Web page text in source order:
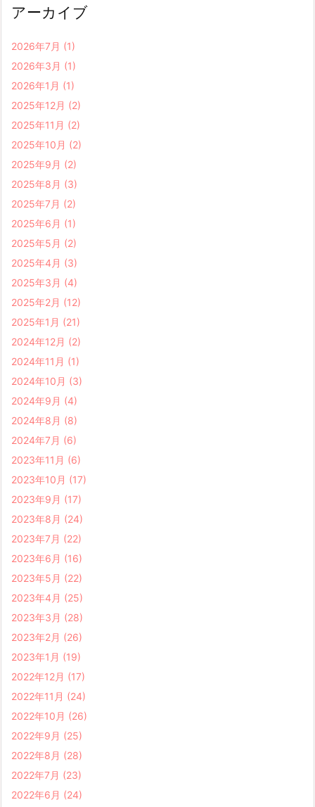
アーカイブ
2026年7月 (1)
2026年3月 (1)
2026年1月 (1)
2025年12月 (2)
2025年11月 (2)
2025年10月 (2)
2025年9月 (2)
2025年8月 (3)
2025年7月 (2)
2025年6月 (1)
2025年5月 (2)
2025年4月 (3)
2025年3月 (4)
2025年2月 (12)
2025年1月 (21)
2024年12月 (2)
2024年11月 (1)
2024年10月 (3)
2024年9月 (4)
2024年8月 (8)
2024年7月 (6)
2023年11月 (6)
2023年10月 (17)
2023年9月 (17)
2023年8月 (24)
2023年7月 (22)
2023年6月 (16)
2023年5月 (22)
2023年4月 (25)
2023年3月 (28)
2023年2月 (26)
2023年1月 (19)
2022年12月 (17)
2022年11月 (24)
2022年10月 (26)
2022年9月 (25)
2022年8月 (28)
2022年7月 (23)
2022年6月 (24)